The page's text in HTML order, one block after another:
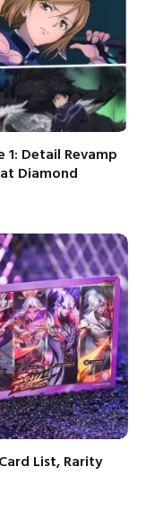
1: Detail Revamp
Diamond
List, Rarity